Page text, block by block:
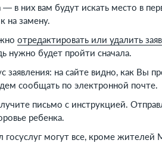
в них вам будут искать место в
на замену.
отредактировать или удалить
нужно будет пройти сначала.
заявления: на сайте видно, как Вы
сообщать по электронной почте.
письмо с инструкцией.
ребенка.
госуслуг могут все, кроме